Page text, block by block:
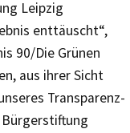
Leipzig
enttäuscht“,
90/Die Grünen
aus ihrer Sicht
Transparenz-